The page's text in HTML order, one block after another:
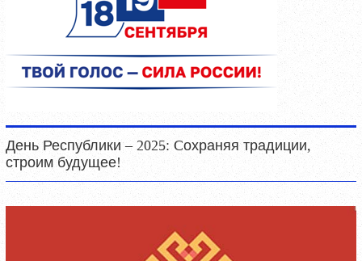
День Республики – 2025: Cохраняя традиции,
строим будущее!